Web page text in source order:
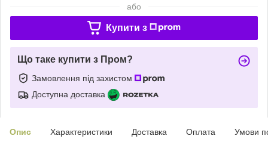
або
Купити з
Що таке купити з Пром?
Замовлення під захистом
Доступна доставка
Опис Характеристики Доставка Оплата Умови